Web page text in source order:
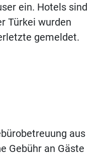
ein. Hotels sind
Türkei wurden
gemeldet.
aus
Gebühr an Gäste